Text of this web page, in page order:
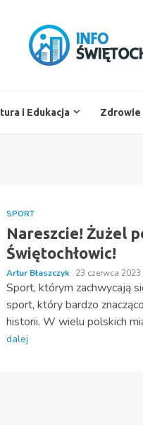
i Edukacja Zdrowie
SPORT
Nareszcie! Żużel
Świętochłowic!
Artur Błaszczyk 23 czerwca 2023
Sport, którym zachwycają
sport, który bardzo
historii. W wielu polskich
dalej